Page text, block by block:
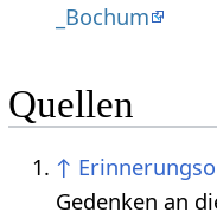
_Bochum
Quellen
↑
Gedenken an